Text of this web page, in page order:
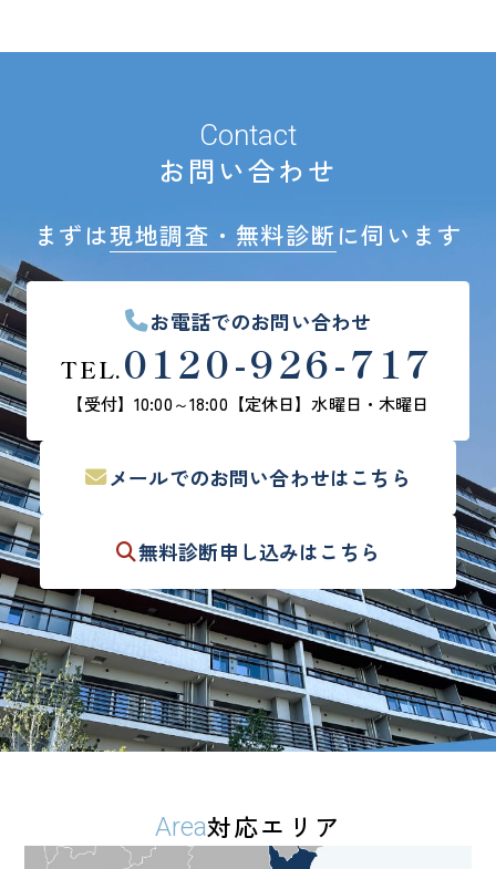
Contact
お問い合わせ
まずは現地調査・無料診断 に伺います
お電話でのお問い合わせ
TEL.0120-926-717
【受付】10:00～18:00 【定休日】水曜日・木曜日
メールでのお問い合わせはこちら
無料診断申し込みはこちら
Area対応エリア